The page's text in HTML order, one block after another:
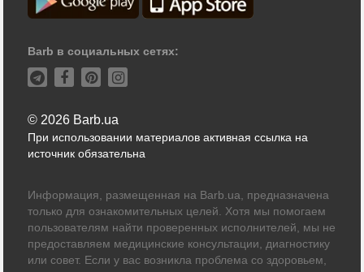
Barb в социальных сетях:
© 2026 Barb.ua
При использовании материалов активная ссылка на
источник обязательна
Информация, размещенная на Barb.ua, предназначена
только для ознакомительных целей. Хотя мы помогаем
пользователям найти проверенных исполнителей, мы не
предоставляем медицинские консультации, диагностику
или совет. Если у вас возникла проблема со здоровьем,